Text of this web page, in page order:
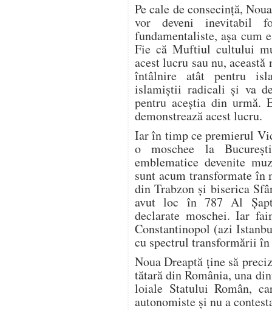
Pe cale de consecinţă,
vor deveni inevitabil
fundamentaliste, aşa cum
Fie că Muftiul cultului
acest lucru sau nu,
întâlnire atât pentru
islamiştii radicali şi va
pentru aceştia din urmă.
demonstrează acest lucru.
Iar în timp ce premierul
o moschee la
emblematice devenite
sunt acum transformate
din Trabzon şi biserica
avut loc în 787 Al
declarate moschei. Iar
Constantinopol (azi
cu spectrul transformării în
Noua Dreaptă ţine să
tătară din România, una
loiale Statului Român,
autonomiste şi nu a